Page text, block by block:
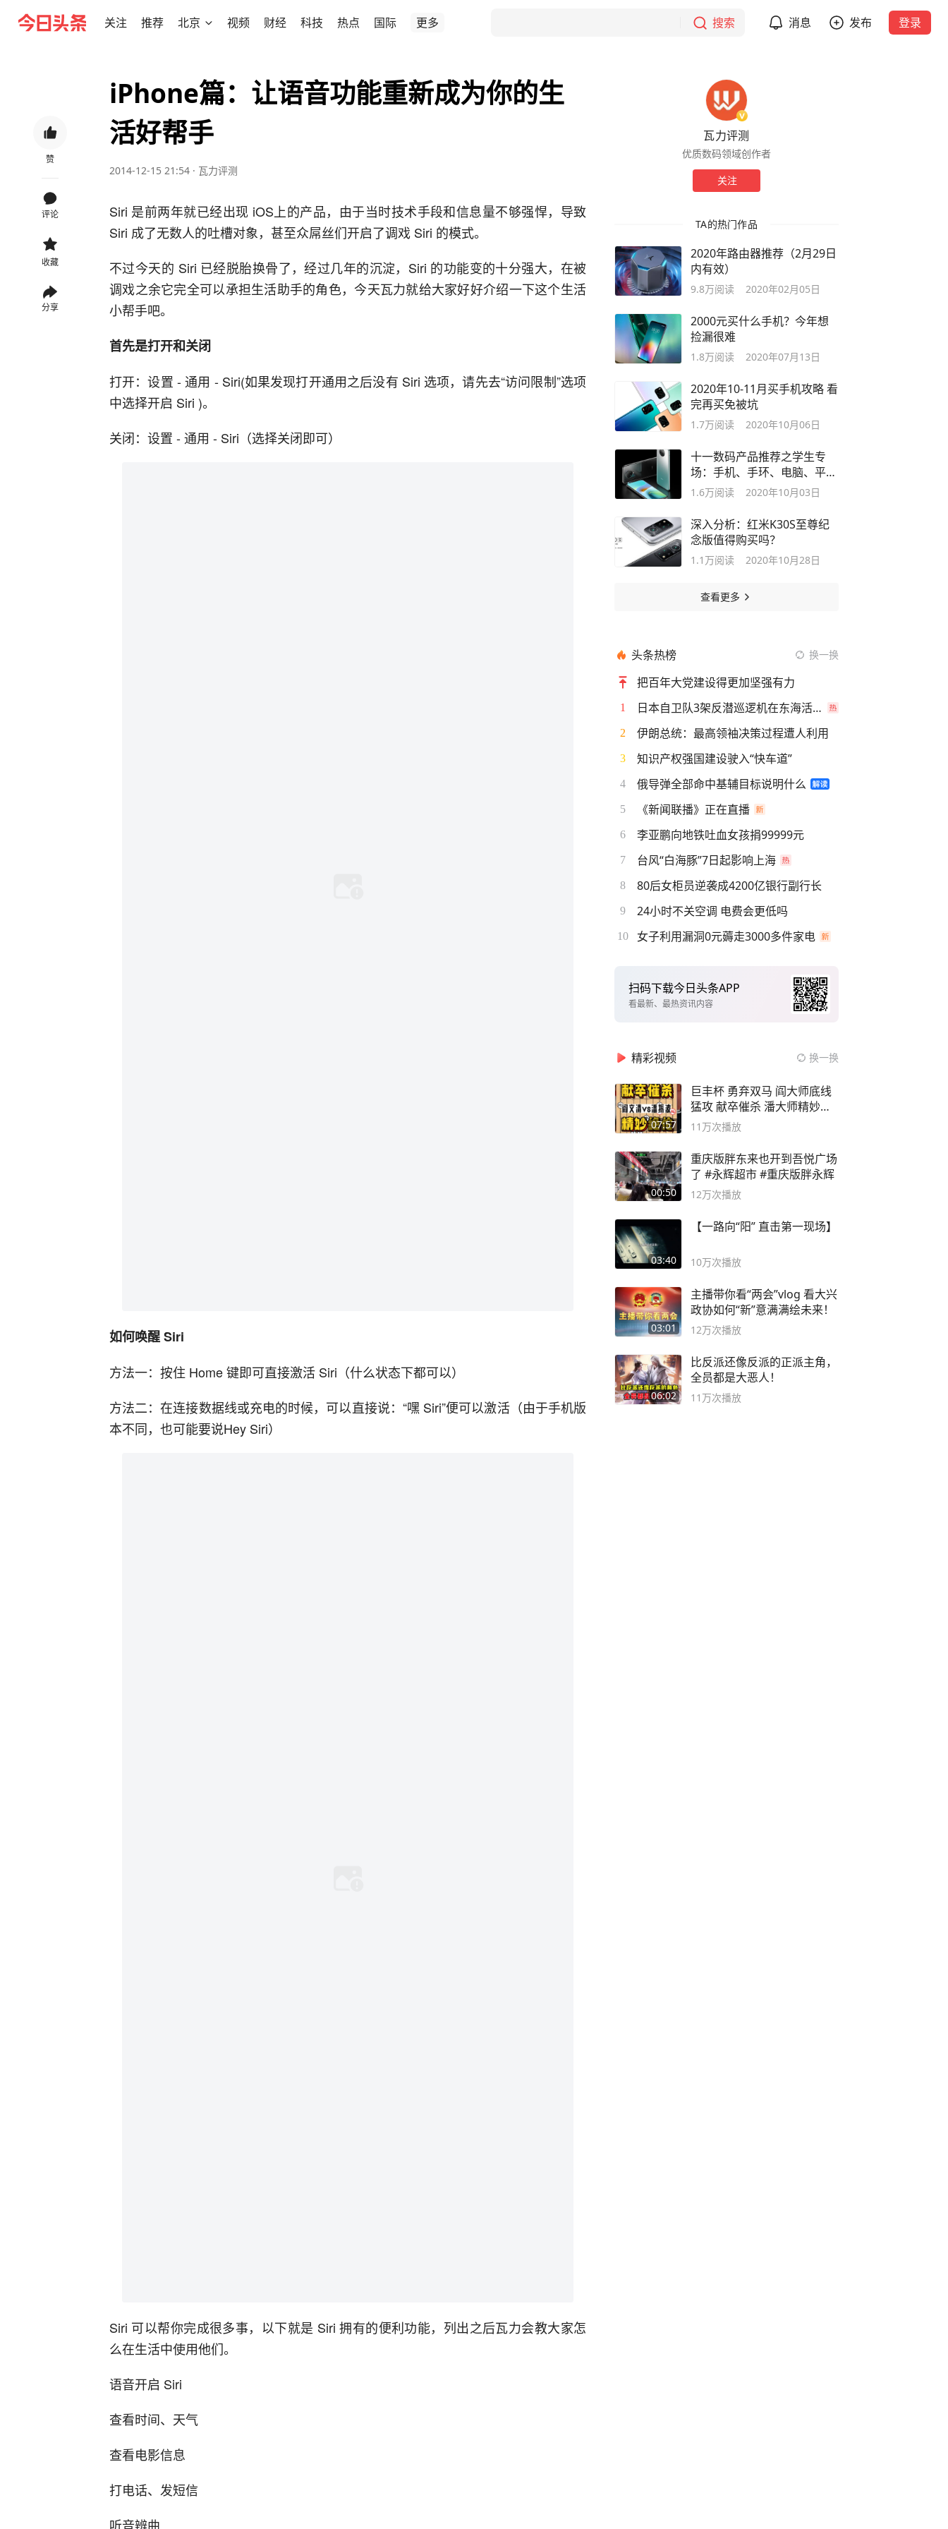
关注 推荐 北京 视频 财经 科技 热点 国际 更多 搜索 消息 发布 登录
赞
评论
收藏
分享
iPhone篇：让语音功能重新成为你的生
活好帮手
2014-12-15 21:54 · 瓦力评测
Siri 是前两年就已经出现 iOS上的产品，由于当时技术手段和信息量不够强悍，导致
Siri 成了无数人的吐槽对象，甚至众屌丝们开启了调戏 Siri 的模式。
不过今天的 Siri 已经脱胎换骨了，经过几年的沉淀，Siri 的功能变的十分强大，在被
调戏之余它完全可以承担生活助手的角色，今天瓦力就给大家好好介绍一下这个生活
小帮手吧。
首先是打开和关闭
打开：设置 - 通用 - Siri(如果发现打开通用之后没有 Siri 选项，请先去“访问限制”选项
中选择开启 Siri )。
关闭：设置 - 通用 - Siri（选择关闭即可）
如何唤醒 Siri
方法一：按住 Home 键即可直接激活 Siri（什么状态下都可以）
方法二：在连接数据线或充电的时候，可以直接说：“嘿 Siri”便可以激活（由于手机版
本不同，也可能要说Hey Siri）
Siri 可以帮你完成很多事，以下就是 Siri 拥有的便利功能，列出之后瓦力会教大家怎
么在生活中使用他们。
语音开启 Siri
查看时间、天气
查看电影信息
打电话、发短信
听音辨曲
瓦力评测
优质数码领域创作者
关注
TA的热门作品
2020年路由器推荐（2月29日
内有效）
9.8万阅读 2020年02月05日
2000元买什么手机？今年想
捡漏很难
1.8万阅读 2020年07月13日
2020年10-11月买手机攻略 看
完再买免被坑
1.7万阅读 2020年10月06日
十一数码产品推荐之学生专
场：手机、手环、电脑、平板
电脑
1.6万阅读 2020年10月03日
深入分析：红米K30S至尊纪
念版值得购买吗？
1.1万阅读 2020年10月28日
查看更多
头条热榜 换一换
把百年大党建设得更加坚强有力
1 日本自卫队3架反潜巡逻机在东海活动
2 伊朗总统：最高领袖决策过程遭人利用
3 知识产权强国建设驶入“快车道”
4 俄导弹全部命中基辅目标说明什么
5 《新闻联播》正在直播
6 李亚鹏向地铁吐血女孩捐99999元
7 台风“白海豚”7日起影响上海
8 80后女柜员逆袭成4200亿银行副行长
9 24小时不关空调 电费会更低吗
10 女子利用漏洞0元薅走3000多件家电
扫码下载今日头条APP
看最新、最热资讯内容
精彩视频 换一换
07:57
巨丰杯 勇弃双马 阎大师底线
猛攻 献卒催杀 潘大师精妙入
局
11万次播放
00:50
重庆版胖东来也开到吾悦广场
了 #永辉超市 #重庆版胖永辉
12万次播放
03:40
【一路向“阳” 直击第一现场】
10万次播放
03:01
主播带你看“两会”vlog 看大兴
政协如何“新”意满满绘未来！
12万次播放
06:02
比反派还像反派的正派主角，
全员都是大恶人！
11万次播放